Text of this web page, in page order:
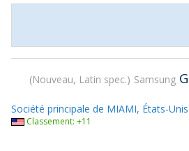
Nouveau, Latin spec. Samsung
Société principale de MIAMI, États-Unis
Classement: +11